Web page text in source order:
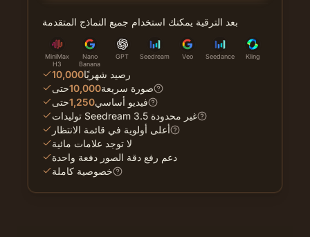
بعد الترقية يمكنك استخدام جميع النماذج المتقدمة
MiniMax
H3
Nano
Banana
GPT Seedream Veo Seedance Kling
10,000رصيد شهريًا
حتى10,000صورة سريعة
حتى1,250فيديو أساسي
توليدات Seedream 3.5 غير محدودة
أعلى أولوية في قائمة الانتظار
لا توجد علامات مائية
دعم رفع دقة الصور دفعة واحدة
خصوصية كاملة